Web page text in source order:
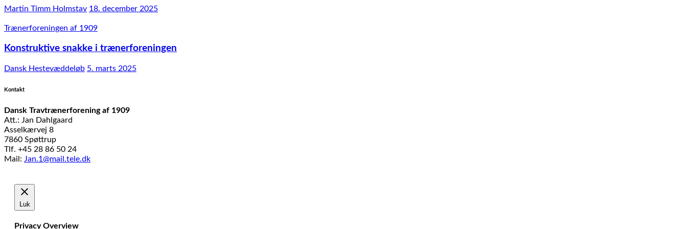
Martin Timm Holmstav 18. december 2025
Trænerforeningen af 1909
Konstruktive snakke i trænerforeningen
Dansk Hestevæddeløb 5. marts 2025
Kontakt
Dansk Travtrænerforening af 1909
Att.: Jan Dahlgaard
Asselkærvej 8
7860 Spøttrup
Tlf. +45 28 86 50 24
Mail: Jan.1@mail.tele.dk
Luk
Privacy Overview